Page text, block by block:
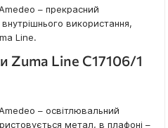
– прекрасний
використання,
Line.
Zuma Line C17106/1
– освітлювальний
метал, в плафоні –